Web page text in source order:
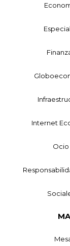
Internet
Ocio